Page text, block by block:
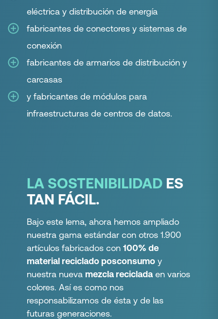
eléctrica y distribución de energía
fabricantes de conectores y sistemas de
conexión
fabricantes de armarios de distribución y
carcasas
y fabricantes de módulos para
infraestructuras de centros de datos.
LA SOSTENIBILIDAD ES
TAN FÁCIL.
Bajo este lema, ahora hemos ampliado
nuestra gama estándar con otros 1.900
artículos fabricados con 100% de
material reciclado posconsumo y
nuestra nueva mezcla reciclada en varios
colores. Así es como nos
responsabilizamos de ésta y de las
futuras generaciones.